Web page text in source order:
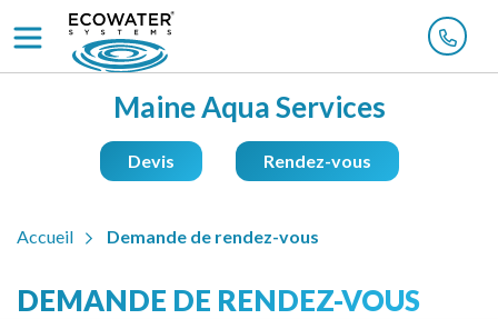
Maine Aqua Services
Devis Rendez-vous
Accueil Demande de rendez-vous
DEMANDE DE RENDEZ-VOUS